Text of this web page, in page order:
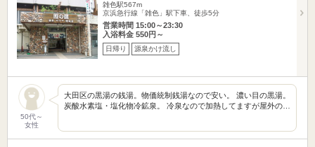
雑色駅567m
京浜急行線「雑色」駅下車、徒歩5分
営業時間 15:00～23:30
入浴料金 550円～
日帰り 源泉かけ流し
50代～
女性
大田区の黒湯の銭湯。物価統制銭湯なので安い。 濃い目の黒湯。
炭酸水素塩・塩化物冷鉱泉。 冷泉なので加熱してますが屋外の…